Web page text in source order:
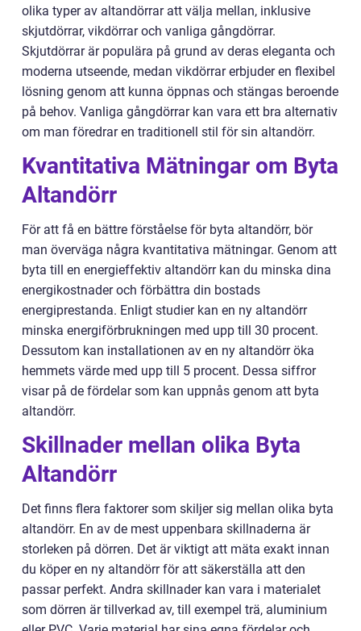
olika typer av altandörrar att välja mellan, inklusive
skjutdörrar, vikdörrar och vanliga gångdörrar.
Skjutdörrar är populära på grund av deras eleganta och
moderna utseende, medan vikdörrar erbjuder en flexibel
lösning genom att kunna öppnas och stängas beroende
på behov. Vanliga gångdörrar kan vara ett bra alternativ
om man föredrar en traditionell stil för sin altandörr.
Kvantitativa Mätningar om Byta
Altandörr
För att få en bättre förståelse för byta altandörr, bör
man överväga några kvantitativa mätningar. Genom att
byta till en energieffektiv altandörr kan du minska dina
energikostnader och förbättra din bostads
energiprestanda. Enligt studier kan en ny altandörr
minska energiförbrukningen med upp till 30 procent.
Dessutom kan installationen av en ny altandörr öka
hemmets värde med upp till 5 procent. Dessa siffror
visar på de fördelar som kan uppnås genom att byta
altandörr.
Skillnader mellan olika Byta
Altandörr
Det finns flera faktorer som skiljer sig mellan olika byta
altandörr. En av de mest uppenbara skillnaderna är
storleken på dörren. Det är viktigt att mäta exakt innan
du köper en ny altandörr för att säkerställa att den
passar perfekt. Andra skillnader kan vara i materialet
som dörren är tillverkad av, till exempel trä, aluminium